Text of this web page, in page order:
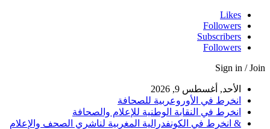
Likes
Followers
Subscribers
Followers
Sign in / Join
الأحد, أغسطس 9, 2026
انخرط في الأوروعربية للصحافة
انخرط في النقابة الوطنية للإعلام والصحافة
& انخرط في الكونفدرالية المغربية لناشري الصحف والإعلام